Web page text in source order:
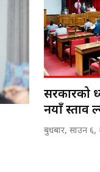
सरकारको
नयाँ प्रस्ताव
बुधबार, साउन ६,